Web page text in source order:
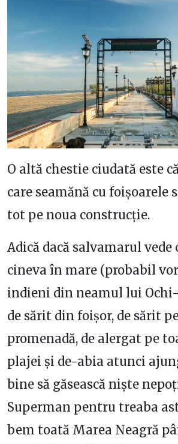
O altă chestie ciudată este
care seamănă cu foișoarele
tot pe noua construcție.
Adică dacă salvamarul vede
cineva în mare (probabil
indieni din neamul lui
de sărit din foișor, de sărit
promenadă, de alergat pe
plajei și de-abia atunci
bine să găsească niște
Superman pentru treaba
bem toată Marea Neagră